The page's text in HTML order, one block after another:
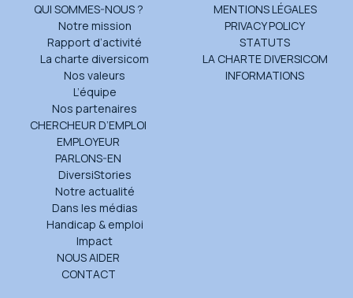
QUI SOMMES-NOUS ?
Notre mission
Rapport d’activité
La charte diversicom
Nos valeurs
L’équipe
Nos partenaires
CHERCHEUR D’EMPLOI
EMPLOYEUR
PARLONS-EN
DiversiStories
Notre actualité
Dans les médias
Handicap & emploi
Impact
NOUS AIDER
CONTACT
MENTIONS LÉGALES
PRIVACY POLICY
STATUTS
LA CHARTE DIVERSICOM
INFORMATIONS